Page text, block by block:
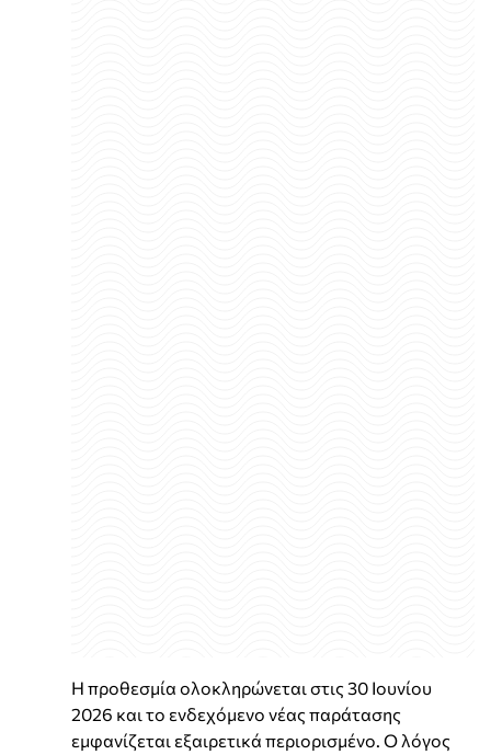
Η προθεσμία ολοκληρώνεται στις 30 Ιουνίου
2026 και το ενδεχόμενο νέας παράτασης
εμφανίζεται εξαιρετικά περιορισμένο. Ο λόγος